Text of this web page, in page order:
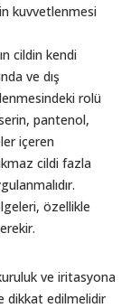
kuvvetlenmesi
cildin kendi
ve dış
rolü
pantenol,
içeren
cildi fazla
özellikle
ve iritasyona
dikkat edilmelidir